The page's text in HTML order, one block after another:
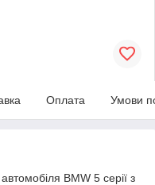
Оплата Умови
BMW 5 серії з